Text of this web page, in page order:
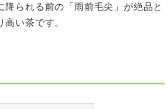
られる前の「雨前毛尖」が絶品と
い茶です。